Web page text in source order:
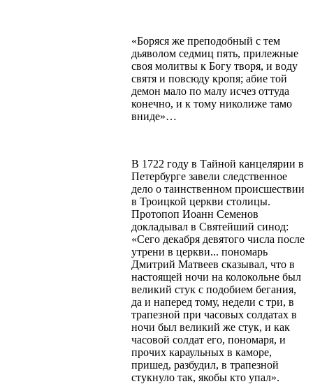
«Боряся же преподобный с тем
дьяволом седмиц пять, прилежные
своя молитвы к Богу творя, и воду
святя и повсюду кропя; абие той
демон мало по малу исчез оттуда
конечно, и к тому николиже тамо
вниде»…
В 1722 году в Тайной канцелярии в
Петербурге завели следственное
дело о таинственном происшествии
в Троицкой церкви столицы.
Протопоп Иоанн Семенов
докладывал в Святейший синод:
«Сего декабря девятого числа после
утрени в церкви... пономарь
Дмитрий Матвеев сказывал, что в
настоящей ночи на колокольне был
великий стук с подобием бегания,
да и наперед тому, недели с три, в
трапезной при часовых солдатах в
ночи был великий же стук, и как
часовой солдат его, пономаря, и
прочих караульных в каморе,
пришед, разбудил, в трапезной
стукнуло так, якобы кто упал».